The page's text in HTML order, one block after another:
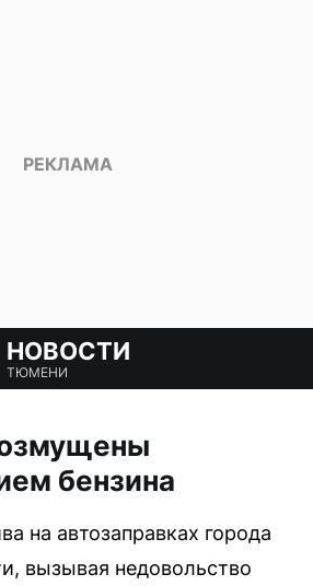
НОВОСТИ
ТЮМЕНИ
бензина
на автозаправках города
вызывая недовольство